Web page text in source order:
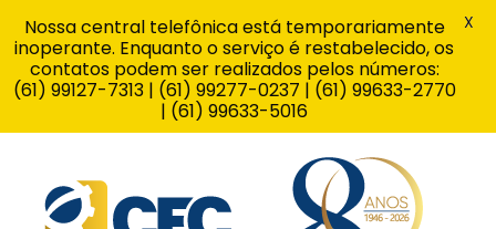
Nossa central telefônica está temporariamente
inoperante. Enquanto o serviço é restabelecido, os
contatos podem ser realizados pelos números:
(61) 99127-7313 | (61) 99277-0237 | (61) 99633-2770
| (61) 99633-5016
X